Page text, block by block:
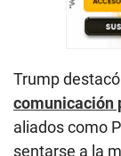
Trump
comunicación
aliados como
sentarse a la